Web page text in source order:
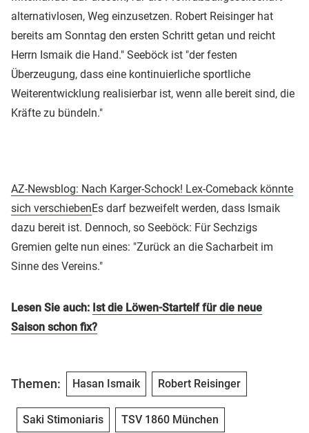
alternativlosen, Weg einzusetzen. Robert Reisinger hat
bereits am Sonntag den ersten Schritt getan und reicht
Herrn Ismaik die Hand." Seeböck ist "der festen
Überzeugung, dass eine kontinuierliche sportliche
Weiterentwicklung realisierbar ist, wenn alle bereit sind, die
Kräfte zu bündeln."
AZ-Newsblog: Nach Karger-Schock! Lex-Comeback könnte
sich verschiebenEs darf bezweifelt werden, dass Ismaik
dazu bereit ist. Dennoch, so Seeböck: Für Sechzigs
Gremien gelte nun eines: "Zurück an die Sacharbeit im
Sinne des Vereins."
Lesen Sie auch: Ist die Löwen-Startelf für die neue
Saison schon fix?
Themen: Hasan Ismaik Robert Reisinger
Saki Stimoniaris TSV 1860 München